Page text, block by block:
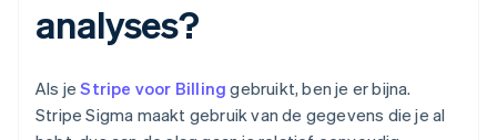
analyses?
Als jeStripe voor Billing gebruikt, ben je er bijna.
Stripe Sigma maakt gebruik van de gegevens die je al